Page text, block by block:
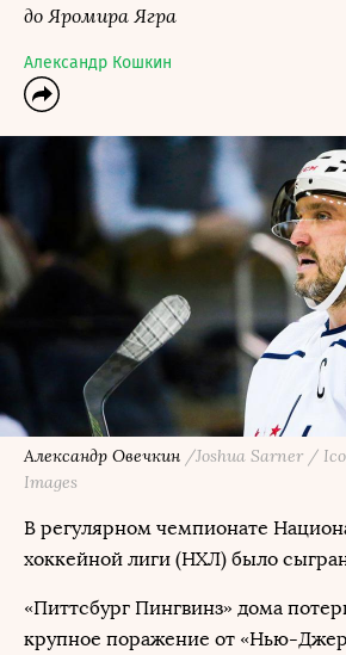
до Яромира Ягра
Александр Кошкин
Александр Овечкин /Joshua Sarner /
Images
В регулярном чемпионате
хоккейной лиги (НХЛ) было
«Питтсбург Пингвинз» дома
крупное поражение от «Нью-